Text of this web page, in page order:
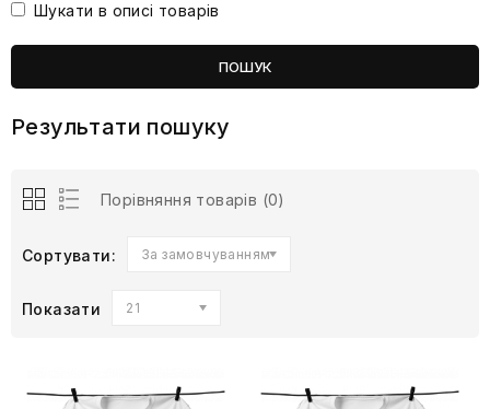
Шукати в описі товарів
Результати пошуку
Порівняння товарів (0)
Сортувати: За замовчуванням
Показати 21